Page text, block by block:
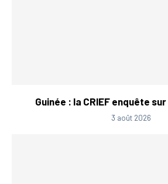
Guinée : la CRIEF enquête
3 août 2026